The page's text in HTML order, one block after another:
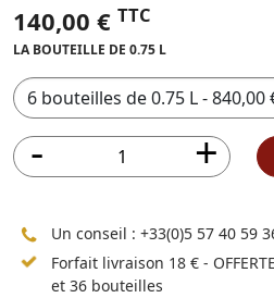
140,00 € TTC
LA BOUTEILLE DE 0.75 L
Un conseil : +33(0)5 57 40 59
Forfait livraison 18 € -
et 36 bouteilles